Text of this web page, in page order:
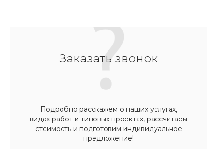
Заказать звонок
Подробно расскажем о наших услугах,
видах работ и типовых проектах, рассчитаем
стоимость и подготовим индивидуальное
предложение!